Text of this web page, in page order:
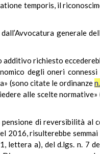
temporis, il
generale
additivo richiesto
degli oneri
(sono citate le ordinanze
alle scelte
di reversibilità al
2016, risulterebbe
lettera a), del d.lgs. n. 7